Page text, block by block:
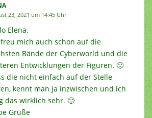
23, 2021 um 14:45 Uhr
Elena,
mich auch schon auf die
Bände der Cyberworld und die
Entwicklungen der Figuren. 🙂
die nicht einfach auf der Stelle
kennt man ja inzwischen und ich
das wirklich sehr. 🙂
Grüße